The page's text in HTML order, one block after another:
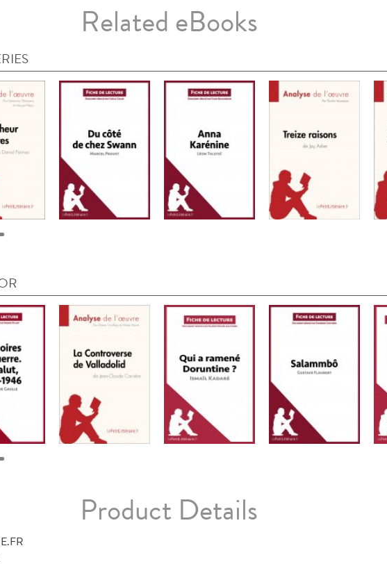
Related eBooks
Product Details